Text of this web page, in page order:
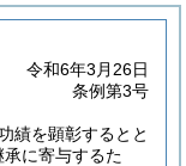
令和6年3月26日
条例第3号
績を顕彰するとと
に寄与するた